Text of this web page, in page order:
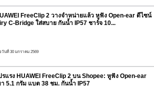
FreeClip 2 วางจำหน่ายแล้ว หูฟัง Open-ear ดีไซน์
C-Bridge ใส่สบาย กันน้ำ IP57 ชาร์จ 10...
วันที่ 30 มกราคม 2569
รแรง HUAWEI FreeClip 2 บน Shopee: หูฟัง Open-ear
า 5.1 กรัม แบต 38 ชม. กันน้ำ IP57